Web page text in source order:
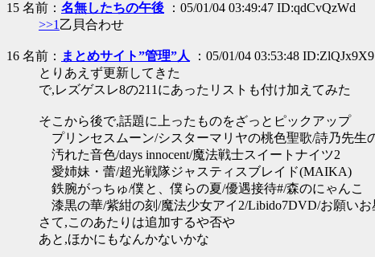
15 名前： 名無したちの午後 ：05/01/04 03:49:47 ID:qdCvQzWd
>>1 乙貝合わせ
16 名前： まとめサイト”管理”人
：05/01/04 03:53:48 ID:ZlQJx9X9
とりあえず更新してきた
で,レズゲスレ8の211にあったリストも付け加えてみた
そこから後で,話題に上ったものをざっとピックアップ
プリンセスムーン/シスターマリヤの桃色聖歌/詩乃先生
汚れた音色/days innocent/魔法戦士スイートナイツ2
愛姉妹・蕾/超光戦隊ジャスティスブレイド(MAIKA)
鉄腕がっちゅ/僕と、僕らの夏/優遇接待#/森のにゃんこ
漆黒の華/紫紺の刻/魔法少女アイ2/Libido7DVD/お願いお
さて,このあたりは追加するや否や
あと,ほかにもなんかないかな